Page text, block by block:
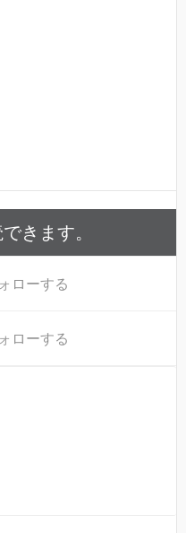
きます。
ローする
ローする